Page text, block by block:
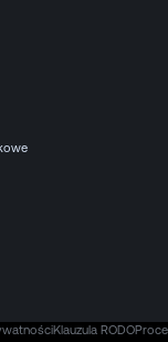
Klauzula RODO